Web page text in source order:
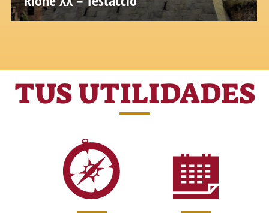
TUS UTILIDADES